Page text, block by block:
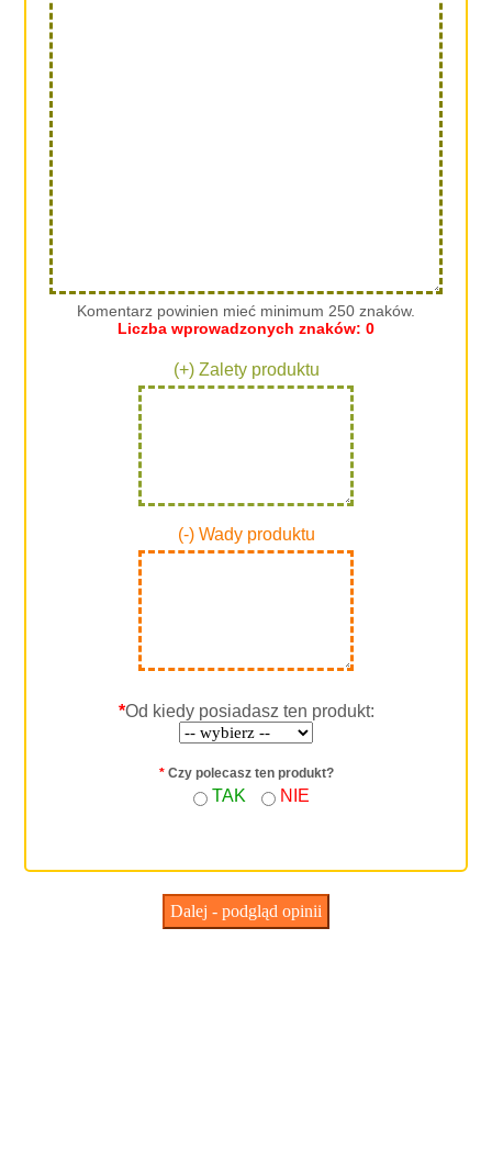
Komentarz powinien mieć minimum 250 znaków.
Liczba wprowadzonych znaków: 0
(+) Zalety produktu
(-) Wady produktu
*Od kiedy posiadasz ten produkt:
*Czy polecasz ten produkt?
TAK NIE